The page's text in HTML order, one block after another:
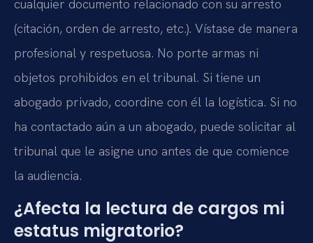
cualquier documento relacionado con su arresto
(citación, orden de arresto, etc.). Vístase de manera
profesional y respetuosa. No porte armas ni
objetos prohibidos en el tribunal. Si tiene un
abogado privado, coordine con él la logística. Si no
ha contactado aún a un abogado, puede solicitar al
tribunal que le asigne uno antes de que comience
la audiencia.
¿Afecta la lectura de cargos mi
estatus migratorio?